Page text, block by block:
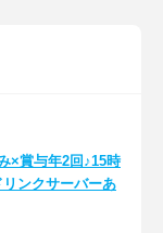
×賞与年2回♪15時
ンクサーバーあ